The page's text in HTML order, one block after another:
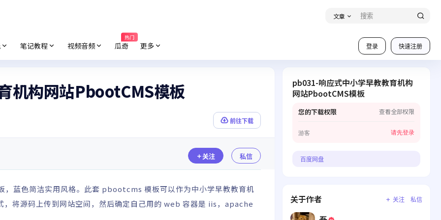
文章
登录 快速注册
笔记教程 视频音频 瓜奇
热门
更多
机构网站PbootCMS模板
前往下载
关注 私信
，蓝色简洁实用风格。此套 pbootcms 模板可以作为中小学早教教育机
将源码上传到网站空间，然后确定自己用的 web 容器是 iis，apache
pb031-响应式中小学早教教育机构
网站PbootCMS模板
您的下载权限 查看全部权限
游客 请先登录
百度网盘
关于作者 关注 私信